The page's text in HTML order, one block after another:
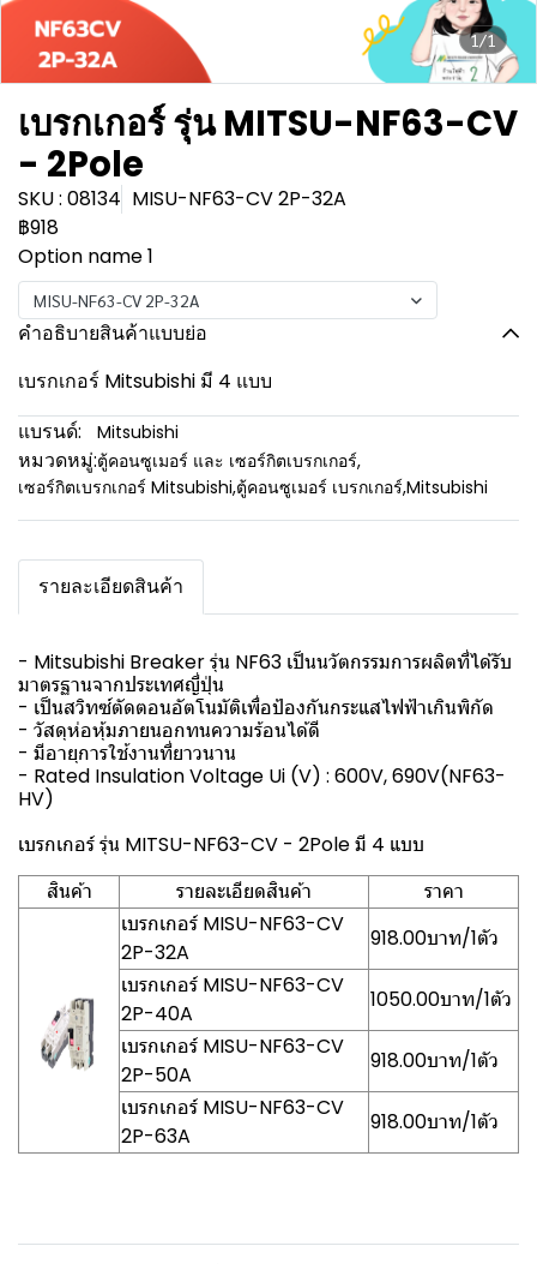
1/1
เบรกเกอร์ รุ่น MITSU-NF63-CV
- 2Pole
SKU : 08134 MISU-NF63-CV 2P-32A
฿918
Option name 1
MISU-NF63-CV 2P-32A
คำอธิบายสินค้าแบบย่อ
เบรกเกอร์ Mitsubishi มี 4 แบบ
แบรนด์:
Mitsubishi
หมวดหมู่:ตู้คอนซูเมอร์ และ เซอร์กิตเบรกเกอร์,
เซอร์กิตเบรกเกอร์ Mitsubishi,ตู้คอนซูเมอร์ เบรกเกอร์,Mitsubishi
รายละเอียดสินค้า
- Mitsubishi Breaker รุ่น NF63 เป็นนวัตกรรมการผลิตที่ได้รับ
มาตรฐานจากประเทศญี่ปุ่น
- เป็นสวิทซ์ตัดตอนอัตโนมัติเพื่อป้องกันกระแสไฟฟ้าเกินพิกัด
- วัสดุห่อหุ้มภายนอกทนความร้อนได้ดี
- มีอายุการใช้งานที่ยาวนาน
- Rated Insulation Voltage Ui (V) : 600V, 690V(NF63-
HV)
เบรกเกอร์ รุ่น MITSU-NF63-CV - 2Pole มี 4 แบบ
สินค้า
รายละเอียดสินค้า
ราคา
เบรกเกอร์ MISU-NF63-CV
2P-32A
918.00บาท/1ตัว
เบรกเกอร์ MISU-NF63-CV
2P-40A
1050.00บาท/1ตัว
เบรกเกอร์ MISU-NF63-CV
2P-50A
918.00บาท/1ตัว
เบรกเกอร์ MISU-NF63-CV
2P-63A
918.00บาท/1ตัว